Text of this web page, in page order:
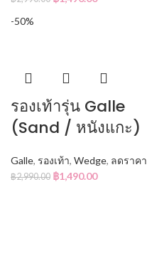
-50%
รองเท้ารุ่น Galle
(Sand / หนังแกะ)
Galle, รองเท้า, Wedge, ลดราคา
฿2,990.00 ฿1,490.00